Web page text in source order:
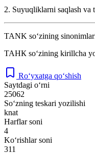
2. Suyuqliklarni saqlash va
TANK so‘zining
ТАНК so‘zining kirillcha
Ro‘yxatga qo‘shish
Saytdagi o‘rni
25062
So‘zning teskari yozilishi
knat
Harflar soni
4
Ko‘rishlar soni
311